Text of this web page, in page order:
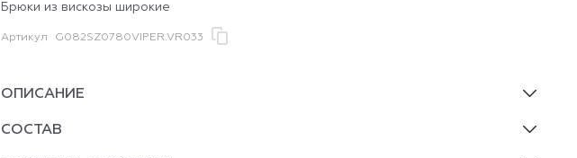
Брюки из вискозы широкие
Артикул G082SZ0780VIPER.VR033
ОПИСАНИЕ
СОСТАВ